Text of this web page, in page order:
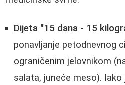
Dijeta "15 dana - 15
ponavljanje petodnevnog
ograničenim jelovnikom
salata, juneće meso).